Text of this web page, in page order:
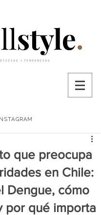
que preocupa
en Chile:
Dengue, cómo
por qué importa